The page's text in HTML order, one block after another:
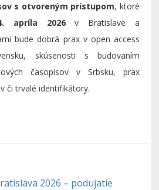
s otvoreným prístupom, ktoré
apríla 2026v Bratislave a
bude dobrá prax v open access
skúsenosti s budovaním
časopisov v Srbsku, prax
či trvalé identifikátory.
2026 – podujatie